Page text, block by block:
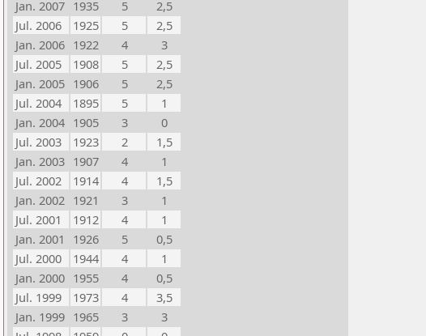
Jan. 2007 1935 5
2,5
Jul. 2006
1925 5
2,5
Jan. 2006 1922 4
3
Jul. 2005
1908 5
2,5
Jan. 2005 1906 5
2,5
Jul. 2004
1895 5
1
Jan. 2004 1905 3
0
Jul. 2003
1923 2
1,5
Jan. 2003 1907 4
1
Jul. 2002
1914 4
1,5
Jan. 2002 1921 3
1
Jul. 2001
1912 4
1
Jan. 2001
1926 5
0,5
Jul. 2000
1944 4
1
Jan. 2000 1955 4
0,5
Jul. 1999
1973 4
3,5
Jan. 1999 1965 3
3